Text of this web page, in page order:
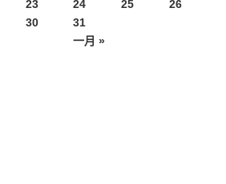
一月 »
23 24 25
26
30 31